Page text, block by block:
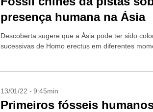
presença humana na Ásia
Descoberta sugere que a Ásia pode ter sido
sucessivas de Homo erectus em diferentes
13/01/22 - 9:45min
Primeiros fósseis